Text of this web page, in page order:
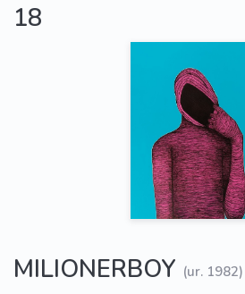
18
MILIONERBOY (ur. 1982)